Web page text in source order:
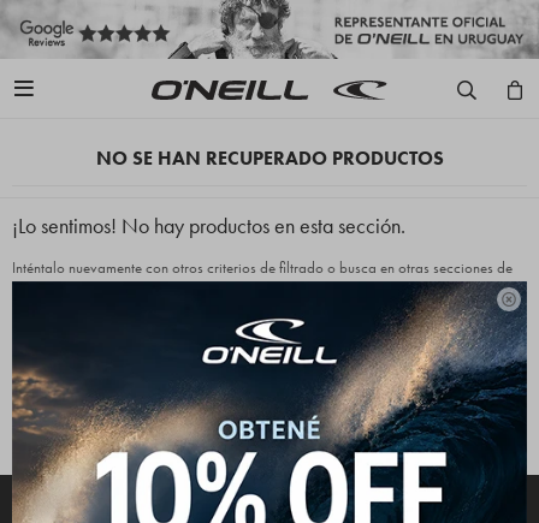


NO SE HAN RECUPERADO PRODUCTOS
¡Lo sentimos! No hay productos en esta sección.
Inténtalo nuevamente con otros criterios de filtrado o busca en otras secciones de
Filtrando por: Quitar filtros